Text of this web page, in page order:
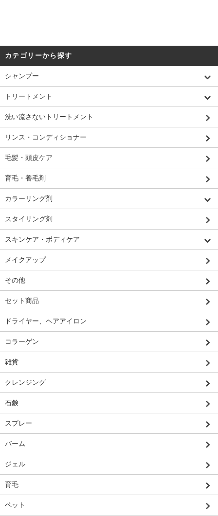
カテゴリーから探す
シャンプー
トリートメント
洗い流さないトリートメント
リンス・コンディショナー
毛髪・頭皮ケア
育毛・養毛剤
カラーリング剤
スタイリング剤
スキンケア・ボディケア
メイクアップ
その他
セット商品
ドライヤー、ヘアアイロン
コラーゲン
雑貨
クレンジング
石鹸
スプレー
バーム
ジェル
育毛
ペット